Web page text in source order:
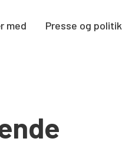
med Presse og politik